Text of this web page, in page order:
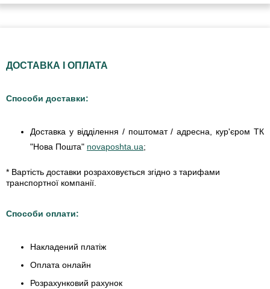
ДОСТАВКА І ОПЛАТА
Способи доставки:
Доставка у відділення / поштомат / адресна, кур'єром ТК
"Нова Пошта" novaposhta.ua;
* Вартість доставки розраховується згідно з тарифами
транспортної компанії.
Способи оплати:
Накладений платіж
Оплата онлайн
Розрахунковий рахунок